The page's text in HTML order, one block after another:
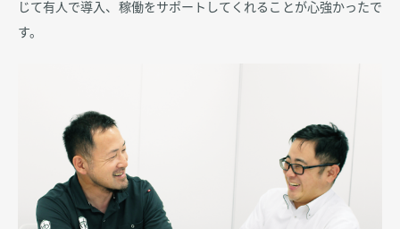
じて有人で導入、稼働をサポートしてくれることが心強かったで
す。